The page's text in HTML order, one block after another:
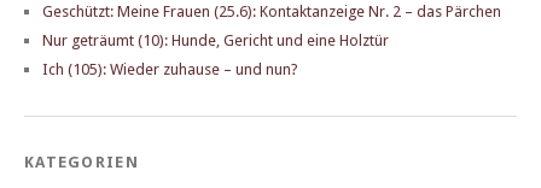
Geschützt: Meine Frauen (25.6): Kontaktanzeige Nr. 2 – das Pärchen
Nur geträumt (10): Hunde, Gericht und eine Holztür
Ich (105): Wieder zuhause – und nun?
KATEGORIEN